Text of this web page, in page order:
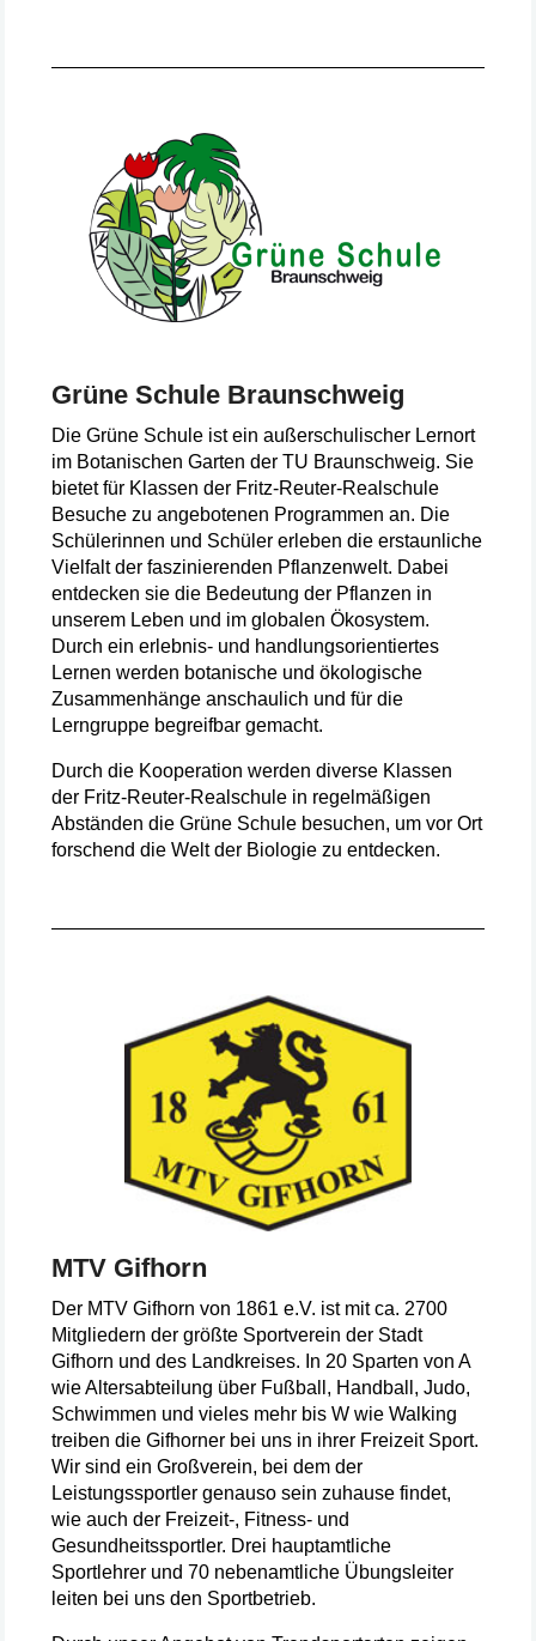
Grüne Schule Braunschweig
Die Grüne Schule ist ein außerschulischer Lernort
im Botanischen Garten der TU Braunschweig. Sie
bietet für Klassen der Fritz-Reuter-Realschule
Besuche zu angebotenen Programmen an. Die
Schülerinnen und Schüler erleben die erstaunliche
Vielfalt der faszinierenden Pflanzenwelt. Dabei
entdecken sie die Bedeutung der Pflanzen in
unserem Leben und im globalen Ökosystem.
Durch ein erlebnis- und handlungsorientiertes
Lernen werden botanische und ökologische
Zusammenhänge anschaulich und für die
Lerngruppe begreifbar gemacht.
Durch die Kooperation werden diverse Klassen
der Fritz-Reuter-Realschule in regelmäßigen
Abständen die Grüne Schule besuchen, um vor Ort
forschend die Welt der Biologie zu entdecken.
MTV Gifhorn
Der MTV Gifhorn von 1861 e.V. ist mit ca. 2700
Mitgliedern der größte Sportverein der Stadt
Gifhorn und des Landkreises. In 20 Sparten von A
wie Altersabteilung über Fußball, Handball, Judo,
Schwimmen und vieles mehr bis W wie Walking
treiben die Gifhorner bei uns in ihrer Freizeit Sport.
Wir sind ein Großverein, bei dem der
Leistungssportler genauso sein zuhause findet,
wie auch der Freizeit-, Fitness- und
Gesundheitssportler. Drei hauptamtliche
Sportlehrer und 70 nebenamtliche Übungsleiter
leiten bei uns den Sportbetrieb.